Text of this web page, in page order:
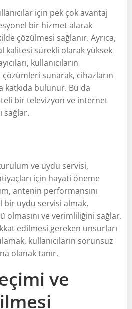
için pek çok avantaj
bir hizmet alarak
çözülmesi sağlanır. Ayrıca,
kalitesi sürekli olarak yüksek
kullanıcıların
sunarak, cihazların
katkıda bulunur. Bu da
bir televizyon ve internet
sağlar.
ve uydu servisi,
için hayati öneme
antenin performansını
bir uydu servisi almak,
olmasını ve verimliliğini sağlar.
edilmesi gereken unsurları
kullanıcıların sorunsuz
olanak tanır.
ve